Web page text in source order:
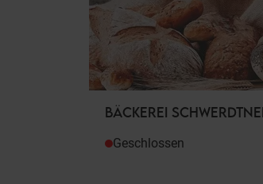
BÄCKEREI
Geschlossen